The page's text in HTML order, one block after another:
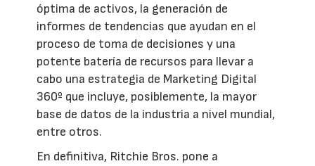
óptima de activos, la generación de
informes de tendencias que ayudan en el
proceso de toma de decisiones y una
potente batería de recursos para llevar a
cabo una estrategia de Marketing Digital
360º que incluye, posiblemente, la mayor
base de datos de la industria a nivel mundial,
entre otros.
En definitiva, Ritchie Bros. pone a